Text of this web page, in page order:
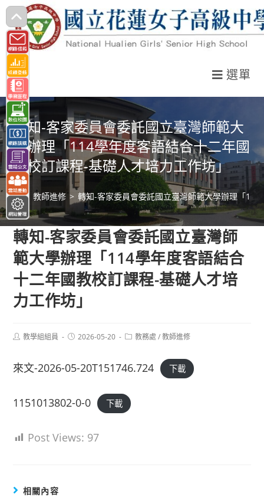
跳
轉
至
主
要
內
容
選單
轉知-客家委員會委託國立臺灣師範大
學辦理「114學年度客語結合十二年國
教校訂課程-基礎人才培力工作坊」
> 教師進修 > 轉知-客家委員會委託國立臺灣師範大學辦理「
轉知-客家委員會委託國立臺灣師
範大學辦理「114學年度客語結合
十二年國教校訂課程-基礎人才培
力工作坊」
Post教學組組員
Post2026-05-20
Post教務處 / 教師進修
來文-2026-05-20T151746.724 下載
1151013802-0-0 下載
Post Views: 97
相關內容